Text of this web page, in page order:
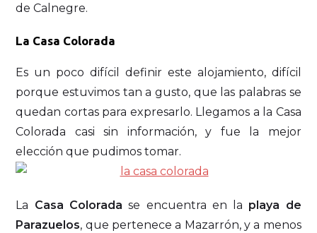
de Calnegre.
La Casa Colorada
Es un poco difícil definir este alojamiento, difícil
porque estuvimos tan a gusto, que las palabras se
quedan cortas para expresarlo. Llegamos a la Casa
Colorada casi sin información, y fue la mejor
elección que pudimos tomar.
La Casa Colorada se encuentra en la playa de
Parazuelos, que pertenece a Mazarrón, y a menos